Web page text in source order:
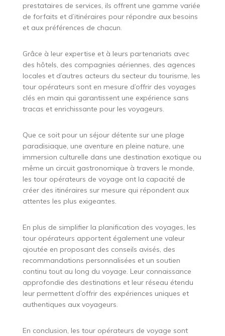
prestataires de services, ils offrent une gamme variée
de forfaits et d’itinéraires pour répondre aux besoins
et aux préférences de chacun.
Grâce à leur expertise et à leurs partenariats avec
des hôtels, des compagnies aériennes, des agences
locales et d’autres acteurs du secteur du tourisme, les
tour opérateurs sont en mesure d’offrir des voyages
clés en main qui garantissent une expérience sans
tracas et enrichissante pour les voyageurs.
Que ce soit pour un séjour détente sur une plage
paradisiaque, une aventure en pleine nature, une
immersion culturelle dans une destination exotique ou
même un circuit gastronomique à travers le monde,
les tour opérateurs de voyage ont la capacité de
créer des itinéraires sur mesure qui répondent aux
attentes les plus exigeantes.
En plus de simplifier la planification des voyages, les
tour opérateurs apportent également une valeur
ajoutée en proposant des conseils avisés, des
recommandations personnalisées et un soutien
continu tout au long du voyage. Leur connaissance
approfondie des destinations et leur réseau étendu
leur permettent d’offrir des expériences uniques et
authentiques aux voyageurs.
En conclusion, les tour opérateurs de voyage sont